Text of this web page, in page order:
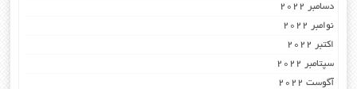
دسامبر 2022
نوامبر 2022
اکتبر 2022
سپتامبر 2022
آگوست 2022